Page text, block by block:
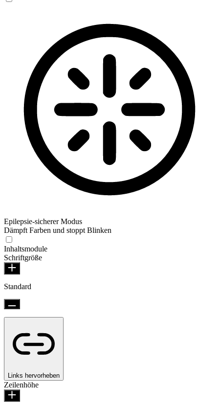
Epilepsie-sicherer Modus
Dämpft Farben und stoppt Blinken
Inhaltsmodule
Schriftgröße
Standard
Links hervorheben
Zeilenhöhe